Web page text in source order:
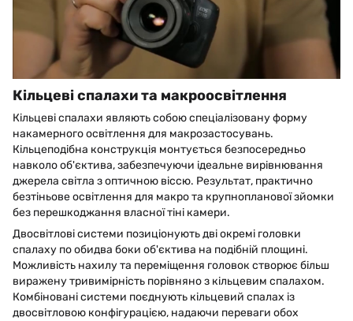
Кільцеві спалахи та макроосвітлення
Кільцеві спалахи являють собою спеціалізовану форму
накамерного освітлення для макрозастосувань.
Кільцеподібна конструкція монтується безпосередньо
навколо об'єктива, забезпечуючи ідеальне вирівнювання
джерела світла з оптичною віссю. Результат, практично
безтіньове освітлення для макро та крупнопланової зйомки
без перешкоджання власної тіні камери.
Двосвітлові системи позиціонують дві окремі головки
спалаху по обидва боки об'єктива на подібній площині.
Можливість нахилу та переміщення головок створює більш
виражену тривимірність порівняно з кільцевим спалахом.
Комбіновані системи поєднують кільцевий спалах із
двосвітловою конфігурацією, надаючи переваги обох